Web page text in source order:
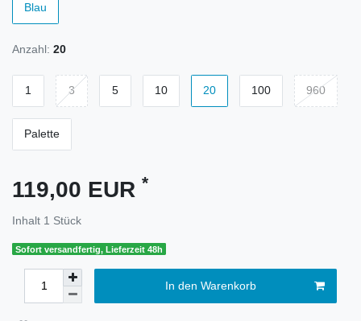
Blau
Anzahl: 20
1 3 5 10 20 100 960
Palette
119,00 EUR *
Inhalt 1 Stück
Sofort versandfertig, Lieferzeit 48h
In den Warenkorb